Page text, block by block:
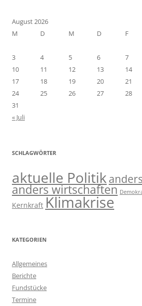
August 2026
M
D M D F
3
4 5 6 7
10
11 12 13 14
17
18 19 20 21
24
25 26 27 28
31
« Juli
SCHLAGWÖRTER
aktuelle Politik
anders wirtschaften
Kernkraft Klimakrise
KATEGORIEN
Allgemeines
Berichte
Fundstücke
Termine